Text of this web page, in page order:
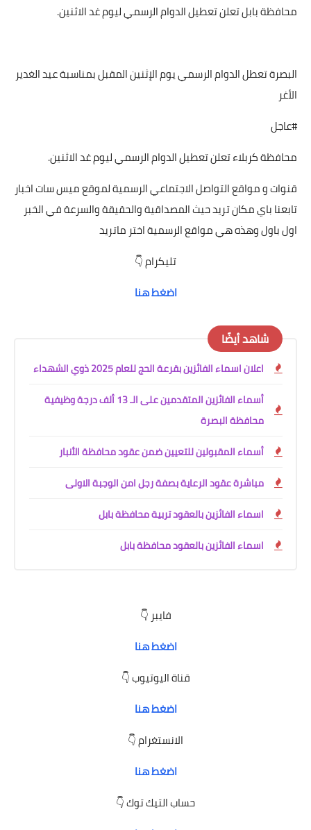
محافظة بابل تعلن تعطيل الدوام الرسمي ليوم غد الاثنين.
البصرة تعطل الدوام الرسمي يوم الإثنين المقبل بمناسبة عيد الغدير
الأغر
#عاجل
محافظة كربلاء تعلن تعطيل الدوام الرسمي ليوم غد الاثنين.
قنوات و مواقع التواصل الاجتماعي الرسمية لموقع ميس سات اخبار
تابعنا باي مكان تريد حيث المصداقية والحقيقة والسرعة فيالخبر
اول باول وهذه هي مواقع الرسمية اختر ماتريد
تليكرام 👇
اضغط هنا
شاهد أيضًا
اعلان اسماء الفائزين بقرعة الحج للعام 2025 ذوي الشهداء
أسماء الفائزين المتقدمين على الـ 13 ألف درجة وظيفية
محافظة البصرة
أسماء المقبولين للتعيين ضمن عقود محافظة الأنبار
مباشرة عقود الرعاية بصفة رجل امن الوجبة الاولى
اسماء الفائزين بالعقود تربية محافظة بابل
اسماء الفائزين بالعقود محافظة بابل
فايبر 👇
اضغط هنا
قناة اليوتيوب 👇
اضغط هنا
الانستغرام 👇
اضغط هنا
حساب التيك توك 👇